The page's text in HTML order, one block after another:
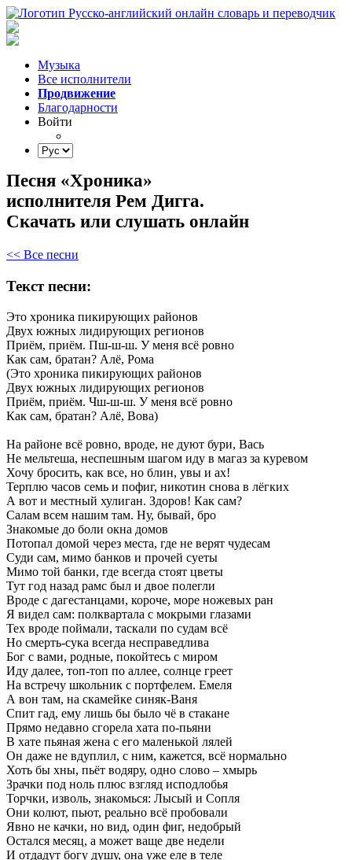
Музыка
Все исполнители
Продвижение
Благодарности
Войти
Песня «Хроника»
исполнителя Рем Дигга.
Скачать или слушать онлайн
<< Все песни
Текст песни:
Это хроника пикирующих районов
Двух южных лидирующих регионов
Приём, приём. Пш-ш-ш. У меня всё ровно
Как сам, братан? Алё, Рома
(Это хроника пикирующих районов
Двух южных лидирующих регионов
Приём, приём. Чш-ш-ш. У меня всё ровно
Как сам, братан? Алё, Вова)
На районе всё ровно, вроде, не дуют бури, Вась
Не мельтеша, неспешным шагом иду в магаз за куревом
Хочу бросить, как все, но блин, увы и ах!
Терплю часов семь и пофиг, никотин снова в лёгких
А вот и местный хулиган. Здоров! Как сам?
Салам всем нашим там. Ну, бывай, бро
Знакомые до боли окна домов
Потопал домой через места, где не верят чудесам
Суди сам, мимо банков и прочей суеты
Мимо той банки, где всегда стоят цветы
Тут год назад рамс был и двое полегли
Вроде с дагестанцами, короче, море ножевых ран
Я видел сам: полквартала с мокрыми глазами
Тех вроде поймали, таскали по судам всё
Но смерть-сука всегда несправедлива
Бог с вами, родные, покойтесь с миром
Иду далее, топ-топ по аллее, солнце греет
На встречу школьник с портфелем. Емеля
А вон там, на скамейке синяк-Ваня
Спит гад, ему лишь бы было чё в стакане
Прямо недавно сгорела хата по-пьяни
В хате пьяная жена с его маленькой лялей
Он даже не вдуплил, с ним, кажется, всё нормально
Хоть бы хны, пьёт водяру, одно слово – хмырь
Зрачки под ноль плюс взгляд исподлобья
Торчки, изволь, знакомься: Лысый и Сопля
Они колют, пьют, реально всё пробовали
Явно не качки, но вид, один фиг, недобрый
Остался месяц, а может ваще две недели
И отдадут богу душу, она уже еле в теле